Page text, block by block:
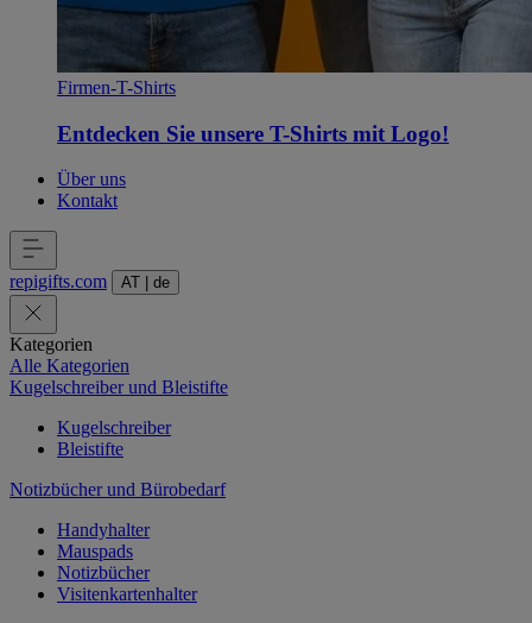
Firmen-T-Shirts
Entdecken Sie unsere T-Shirts mit Logo!
Über uns
Kontakt
repigifts.com AT de
Kategorien
Alle Kategorien
Kugelschreiber und Bleistifte
Kugelschreiber
Bleistifte
Notizbücher und Bürobedarf
Handyhalter
Mauspads
Notizbücher
Visitenkartenhalter